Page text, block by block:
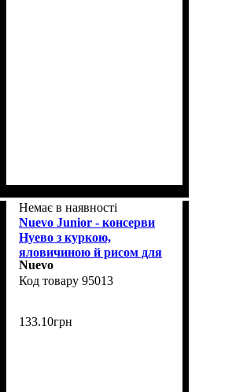
Немає в наявності
Nuevo Junior - консерви
Нуево з куркою,
яловичиною й рисом для
щенят 400 г (95013)
Nuevo
95013
133.10грн